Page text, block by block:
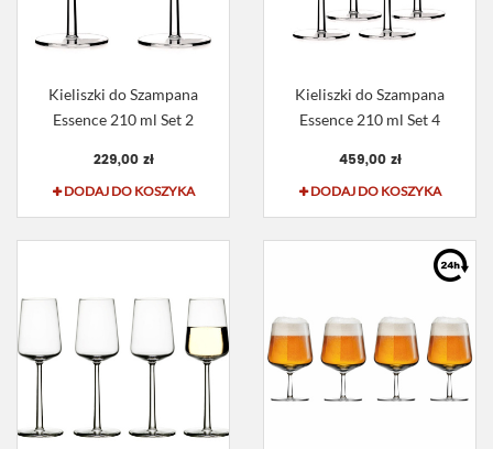
Kieliszki do Szampana
Essence 210 ml Set 2
229,00 zł
DODAJ DO KOSZYKA
Kieliszki do Szampana
Essence 210 ml Set 4
459,00 zł
DODAJ DO KOSZYKA